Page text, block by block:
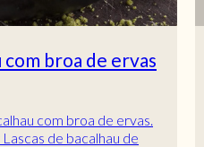
com broa de ervas
com broa de ervas.
de bacalhau de